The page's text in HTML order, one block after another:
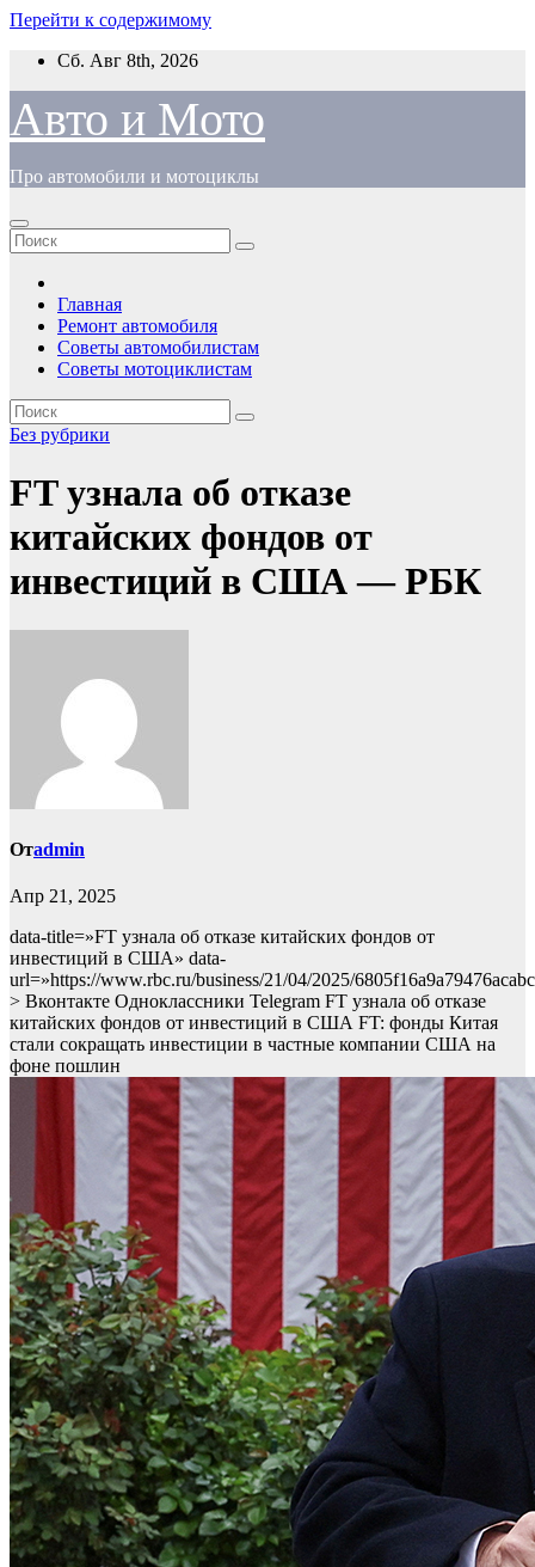
Перейти к содержимому
Сб. Авг 8th, 2026
Авто и Мото
Про автомобили и мотоциклы
Главная
Ремонт автомобиля
Советы автомобилистам
Советы мотоциклистам
Без рубрики
FT узнала об отказе
китайских фондов от
инвестиций в США — РБК
Отadmin
Апр 21, 2025
data-title=»FT узнала об отказе китайских фондов от
инвестиций в США» data-
url=»https://www.rbc.ru/business/21/04/2025/
> Вконтакте Одноклассники Telegram FT узнала об отказе
китайских фондов от инвестиций в США FT: фонды Китая
стали сокращать инвестиции в частные компании США на
фоне пошлин